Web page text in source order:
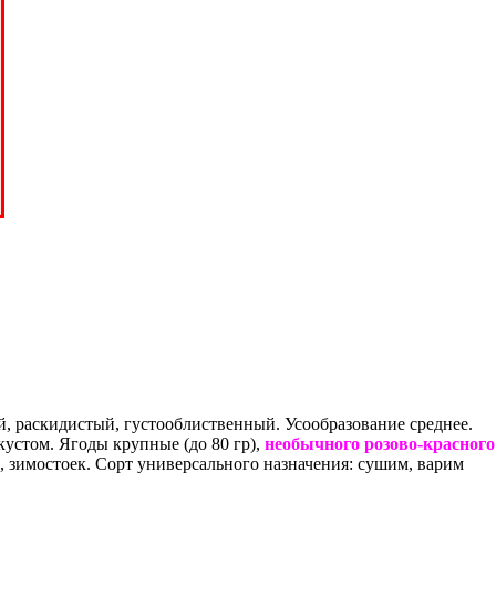
густооблиственный. Усообразование среднее.
Ягоды крупные (до 80 гр), необычного розово-красного
Сорт универсального назначения: сушим, варим